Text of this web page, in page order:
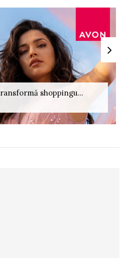
shoppingu...